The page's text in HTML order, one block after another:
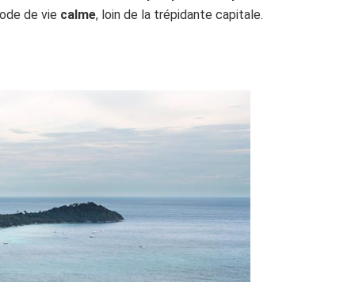
de vie calme, loin de la trépidante capitale.